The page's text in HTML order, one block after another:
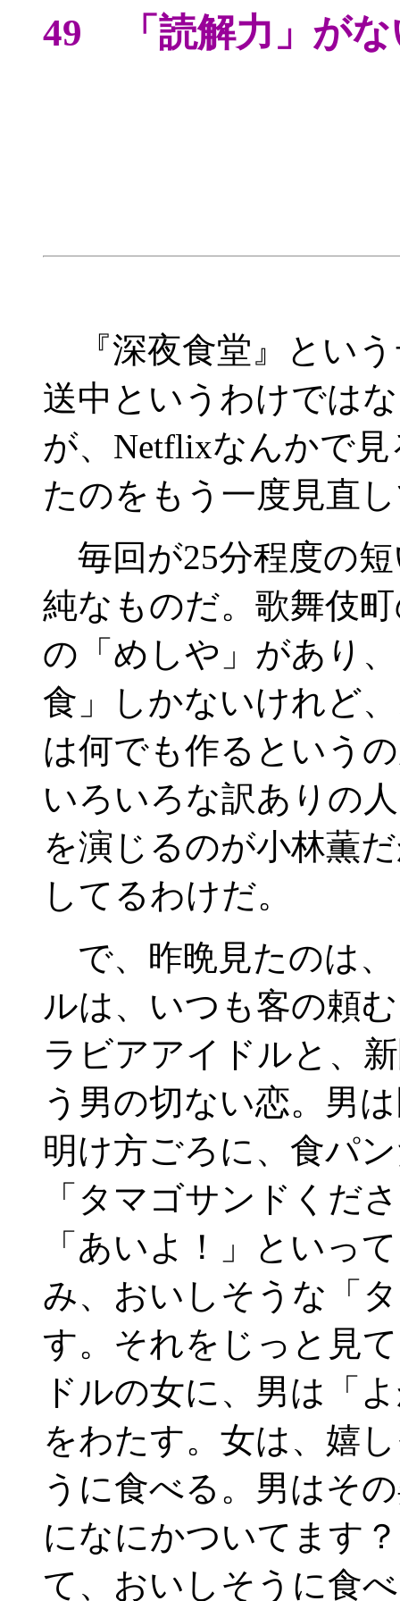
49 「読解力」がな
『深夜食堂』とい
送中というわけでは
が、Netflixなんかで
たのをもう一度見直
毎回が25分程度の
純なものだ。歌舞伎
の「めしや」があり
食」しかないけれど
は何でも作るという
いろいろな訳ありの
を演じるのが小林薫
してるわけだ。
で、昨晩見たのは
ルは、いつも客の頼
ラビアアイドルと、
う男の切ない恋。男
明け方ごろに、食パ
「タマゴサンドくだ
「あいよ！」といっ
み、おいしそうな「
す。それをじっと見
ドルの女に、男は「
をわたす。女は、嬉
うに食べる。男はそ
になにかついてます
て、おいしそうに食